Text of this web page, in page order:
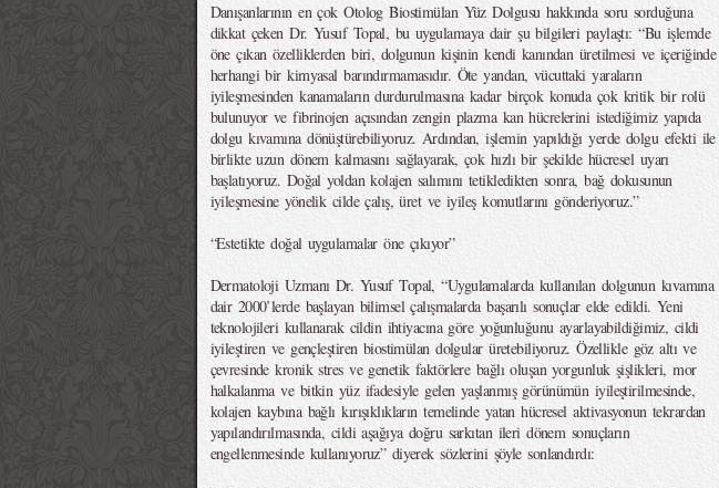
Danışanlarının en çok Otolog Biostimülan Yüz Dolgusu hakkında soru sorduğuna
dikkat çeken Dr. Yusuf Topal, bu uygulamaya dair şu bilgileri paylaştı: “Bu işlemde
öne çıkan özelliklerden biri, dolgunun kişinin kendi kanından üretilmesi ve içeriğinde
herhangi bir kimyasal barındırmamasıdır. Öte yandan, vücuttaki yaraların
iyileşmesinden kanamaların durdurulmasına kadar birçok konuda çok kritik bir rolü
bulunuyor ve fibrinojen açısından zengin plazma kan hücrelerini istediğimiz yapıda
dolgu kıvamına dönüştürebiliyoruz. Ardından, işlemin yapıldığı yerde dolgu efekti ile
birlikte uzun dönem kalmasını sağlayarak, çok hızlı bir şekilde hücresel uyarı
başlatıyoruz. Doğal yoldan kolajen salımını tetikledikten sonra, bağ dokusunun
iyileşmesine yönelik cilde çalış, üret ve iyileş komutlarını gönderiyoruz.”
“Estetikte doğal uygulamalar öne çıkıyor”
Dermatoloji Uzmanı Dr. Yusuf Topal, “Uygulamalarda kullanılan dolgunun kıvamına
dair 2000’lerde başlayan bilimsel çalışmalarda başarılı sonuçlar elde edildi. Yeni
teknolojileri kullanarak cildin ihtiyacına göre yoğunluğunu ayarlayabildiğimiz, cildi
iyileştiren ve gençleştiren biostimülan dolgular üretebiliyoruz. Özellikle göz altı ve
çevresinde kronik stres ve genetik faktörlere bağlı oluşan yorgunluk şişlikleri, mor
halkalanma ve bitkin yüz ifadesiyle gelen yaşlanmış görünümün iyileştirilmesinde,
kolajen kaybına bağlı kırışıklıkların temelinde yatan hücresel aktivasyonun tekrardan
yapılandırılmasında, cildi aşağıya doğru sarkıtan ileri dönem sonuçların
engellenmesinde kullanıyoruz” diyerek sözlerini şöyle sonlandırdı: